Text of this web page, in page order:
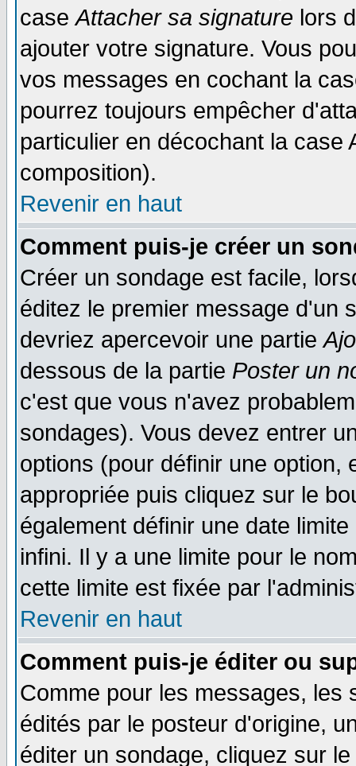
caseAttacher sa signature lors
ajouter votre signature. Vous
vos messages en cochant la
pourrez toujours empêcher
particulier en décochant la
composition).
Revenir en haut
Comment puis-je créer un
Créer un sondage est facile,
éditez le premier message d'un
devriez apercevoir une partie
dessous de la partie Poster un
c'est que vous n'avez
sondages). Vous devez entrer
options (pour définir une option,
appropriée puis cliquez sur le
également définir une date
infini. Il y a une limite pour le
cette limite est fixée par
Revenir en haut
Comment puis-je éditer ou
Comme pour les messages, les
édités par le posteur d'origine,
éditer un sondage, cliquez sur